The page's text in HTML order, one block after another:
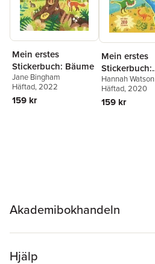
Mein erstes
Stickerbuch: Bäume
Jane Bingham
Häftad, 2022
159 kr
Mein erstes
Stickerbuch:
Dinosaurier
Hannah Watson
Häftad, 2020
159 kr
Akademibokhandeln
Hjälp